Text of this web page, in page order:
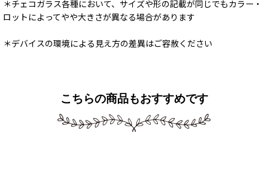
＊チェコガラス各種において、サイズや形の記載が同じでもカラー・
ロットによってやや大きさが異なる場合があります
＊デバイスの環境による見え方の差異はご容赦ください
こちらの商品もおすすめです